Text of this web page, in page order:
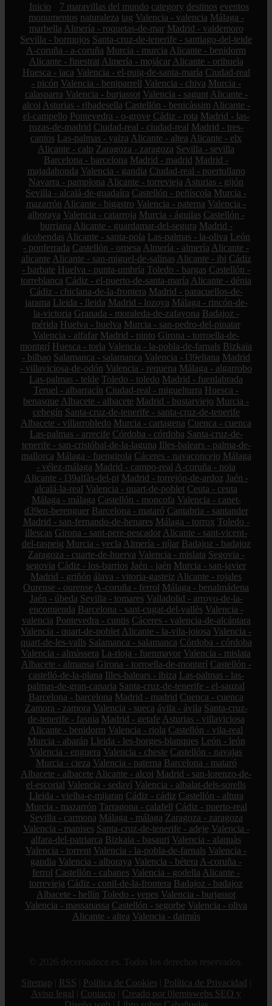
Inicio 7 maravillas del mundo category destinos eventos
monumentos naturaleza tag Valencia - valencia Málaga -
marbella Almería - roquetas-de-mar Madrid - valdemoro
Sevilla - bormujos Santa-cruz-de-tenerife - santiago-del-teide
A-coruña - a-coruña Murcia - murcia Alicante - benidorm
Alicante - finestrat Almería - mojácar Alicante - orihuela
Huesca - jaca Valencia - el-puig-de-santa-maría Ciudad-real
- picón Valencia - beniparrell Valencia - chiva Murcia -
calasparra Valencia - burjassot Valencia - sagunt Alicante -
alcoi Asturias - ribadesella Castellón - benicàssim Alicante -
el-campello Pontevedra - o-grove Cádiz - rota Madrid - las-
rozas-de-madrid Ciudad-real - ciudad-real Madrid - tres-
cantos Las-palmas - yaiza Alicante - altea Alicante - elx
Alicante - calp Zaragoza - zaragoza Sevilla - sevilla
Barcelona - barcelona Madrid - madrid Madrid -
majadahonda Valencia - gandia Ciudad-real - puertollano
Navarra - pamplona Alicante - torrevieja Asturias - gijón
Sevilla - alcalá-de-guadaíra Castellón - peñíscola Murcia -
mazarrón Alicante - bigastro Valencia - paterna Valencia -
alboraya Valencia - catarroja Murcia - águilas Castellón -
burriana Alicante - guardamar-del-segura Madrid -
alcobendas Alicante - santa-pola Las-palmas - la-oliva León
- ponferrada Castellón - orpesa Almería - almería Alicante -
alicante Alicante - san-miguel-de-salinas Alicante - ibi Cádiz
- barbate Huelva - punta-umbría Toledo - bargas Castellón -
torreblanca Cádiz - el-puerto-de-santa-maría Alicante - dénia
Cádiz - chiclana-de-la-frontera Madrid - paracuellos-de-
jarama Lleida - lleida Madrid - lozoya Málaga - rincón-de-
la-victoria Granada - moraleda-de-zafayona Badajoz -
mérida Huelva - huelva Murcia - san-pedro-del-pinatar
Valencia - alfafar Madrid - pinto Girona - torroella-de-
montgrí Huesca - torla Valencia - la-pobla-de-farnals Bizkaia
- bilbao Salamanca - salamanca Valencia - l39eliana Madrid
- villaviciosa-de-odón Valencia - requena Málaga - algarrobo
Las-palmas - telde Toledo - toledo Madrid - fuenlabrada
Teruel - albarracín Ciudad-real - miguelturra Huesca -
benasque Albacete - albacete Madrid - bustarviejo Murcia -
cehegín Santa-cruz-de-tenerife - santa-cruz-de-tenerife
Albacete - villarrobledo Murcia - cartagena Cuenca - cuenca
Las-palmas - arrecife Córdoba - córdoba Santa-cruz-de-
tenerife - san-cristóbal-de-la-laguna Illes-balears - palma-de-
mallorca Málaga - fuengirola Cáceres - navaconcejo Málaga
- vélez-málaga Madrid - campo-real A-coruña - noia
Alicante - l39alfàs-del-pi Madrid - torrejón-de-ardoz Jaén -
alcalá-la-real Valencia - quart-de-poblet Ceuta - ceuta
Málaga - málaga Castellón - moncofa Valencia - canet-
d39en-berenguer Barcelona - mataró Cantabria - santander
Madrid - san-fernando-de-henares Málaga - torrox Toledo -
illescas Girona - sant-pere-pescador Alicante - sant-vicent-
del-raspeig Murcia - yecla Almería - níjar Badajoz - badajoz
Zaragoza - cuarte-de-huerva Valencia - mislata Segovia -
segovia Cádiz - los-barrios Jaén - jaén Murcia - san-javier
Madrid - griñón álava - vitoria-gasteiz Alicante - rojales
Ourense - ourense A-coruña - ferrol Málaga - benalmádena
Jaén - úbeda Sevilla - tomares Valladolid - arroyo-de-la-
encomienda Barcelona - sant-cugat-del-vallès Valencia -
valencia Pontevedra - cuntis Cáceres - valencia-de-alcántara
Valencia - quart-de-poblet Alicante - la-vila-joiosa Valencia -
quart-de-les-valls Salamanca - salamanca Córdoba - córdoba
Valencia - almàssera La-rioja - fuenmayor Valencia - mislata
Albacete - almansa Girona - torroella-de-montgrí Castellón -
castelló-de-la-plana Illes-balears - ibiza Las-palmas - las-
palmas-de-gran-canaria Santa-cruz-de-tenerife - el-sauzal
Barcelona - barcelona Madrid - madrid Cuenca - cuenca
Zamora - zamora Valencia - sueca ávila - ávila Santa-cruz-
de-tenerife - fasnia Madrid - getafe Asturias - villaviciosa
Alicante - benidorm Valencia - riola Castellón - vila-real
Murcia - abarán Lleida - les-borges-blanques León - león
Valencia - enguera Valencia - cheste Castellón - navajas
Murcia - cieza Valencia - paterna Barcelona - mataró
Albacete - albacete Alicante - alcoi Madrid - san-lorenzo-de-
el-escorial Valencia - sedaví Valencia - albalat-dels-sorells
Lleida - vielha-e-mijaran Cádiz - cádiz Castellón - altura
Murcia - mazarrón Tarragona - calafell Cádiz - puerto-real
Sevilla - carmona Málaga - málaga Zaragoza - zaragoza
Valencia - manises Santa-cruz-de-tenerife - adeje Valencia -
alfara-del-patriarca Bizkaia - basauri Valencia - alaquàs
Valencia - torrent Valencia - la-pobla-de-farnals Valencia -
gandia Valencia - alboraya Valencia - bétera A-coruña -
ferrol Castellón - cabanes Valencia - godella Alicante -
torrevieja Cádiz - conil-de-la-frontera Badajoz - badajoz
Albacete - hellín Toledo - yepes Valencia - burjassot
Valencia - massanassa Castellón - segorbe Valencia - oliva
Alicante - altea Valencia - daimús
© 2026 deceroadoce.es. Todos los derechos reservados.
Sitemap
RSS Política de Cookies Política de Privacidad
Aviso legal
Contacto
Creado por 0lemiswebs SEO y